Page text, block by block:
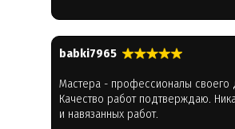
babki7965
Мастера - профессионалы своего
Качество работ подтверждаю.
и навязанных работ.